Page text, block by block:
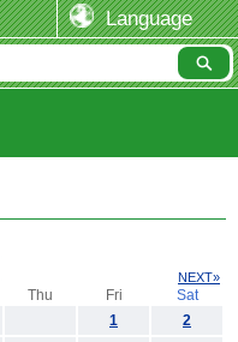
Language
NEXT»
Thu Fri
Sat
1
2